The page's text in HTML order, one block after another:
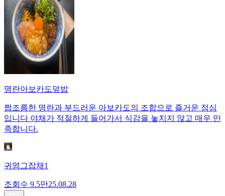
명란아보카도덮밥
짭조름한 명란과 부드러운 아보카도의 조합으로 즐거운 점심
입니다 야채가 적절하게 들어가서 식감을 놓치지 않고 매우 만
족합니다.
귀염그잡채1
조회수 9.5만25.08.28